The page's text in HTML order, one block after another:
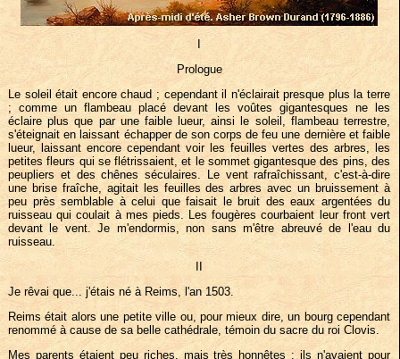
I
Prologue
Le soleil était encore chaud ; cependant il n'éclairait presque plus la terre
; comme un flambeau placé devant les voûtes gigantesques ne les
éclaire plus que par une faible lueur, ainsi le soleil, flambeau terrestre,
s'éteignait en laissant échapper de son corps de feu une dernière et faible
lueur, laissant encore cependant voir les feuilles vertes des arbres, les
petites fleurs qui se flétrissaient, et le sommet gigantesque des pins, des
peupliers et des chênes séculaires. Le vent rafraîchissant, c'est-à-dire
une brise fraîche, agitait les feuilles des arbres avec un bruissement à
peu près semblable à celui que faisait le bruit des eaux argentées du
ruisseau qui coulait à mes pieds. Les fougères courbaient leur front vert
devant le vent. Je m'endormis, non sans m'être abreuvé de l'eau du
ruisseau.
II
Je rêvai que... j'étais né à Reims, l'an 1503.
Reims était alors une petite ville ou, pour mieux dire, un bourg cependant
renommé à cause de sa belle cathédrale, témoin du sacre du roi Clovis.
Mes parents étaient peu riches, mais très honnêtes : ils n'avaient pour